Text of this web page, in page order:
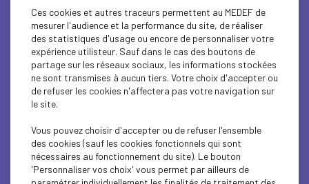
VIE DU MEDEF
Penser l'entreprise de demain - mardi 25
novembre 2025
Lire l'article
ÉCONOMIE
Ces cookies et autres traceurs permettent au MEDEF de
mesurer l'audience et la performance du site, de réaliser
des statistiques d'usage ou encore de personnaliser votre
expérience utilisteur. Sauf dans le cas des boutons de
partage sur les réseaux sociaux, les informations stockées
ne sont transmises à aucun tiers. Votre choix d'accepter ou
de refuser les cookies n'affectera pas votre navigation sur
le site.
Vous pouvez choisir d'accepter ou de refuser l'ensemble
des cookies (sauf les cookies fonctionnels qui sont
nécessaires au fonctionnement du site). Le bouton
'Personnaliser vos choix' vous permet par ailleurs de